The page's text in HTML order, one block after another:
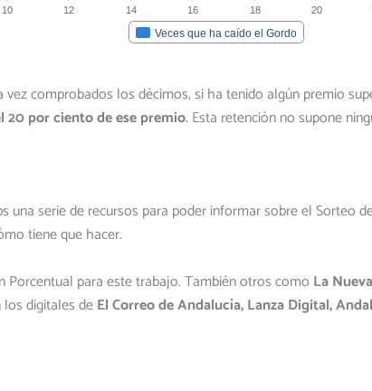
comprobados los décimos, si ha tenido algún premio
20 por ciento de ese premio. Esta retención no supone
serie de recursos para poder informar sobre el Sorteo
tiene que hacer.
Porcentual para este trabajo. También otros como La
los digitales deEl Correo de Andalucía, Lanza Digital,